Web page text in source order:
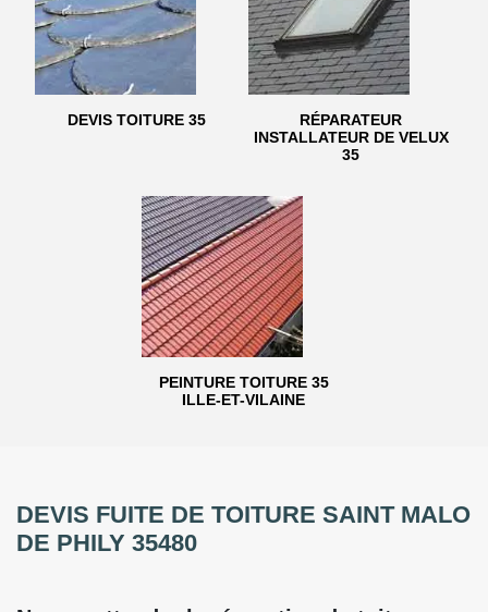
DEVIS TOITURE 35
RÉPARATEUR
INSTALLATEUR DE VELUX
35
PEINTURE TOITURE 35
ILLE-ET-VILAINE
DEVIS FUITE DE TOITURE SAINT MALO
DE PHILY 35480